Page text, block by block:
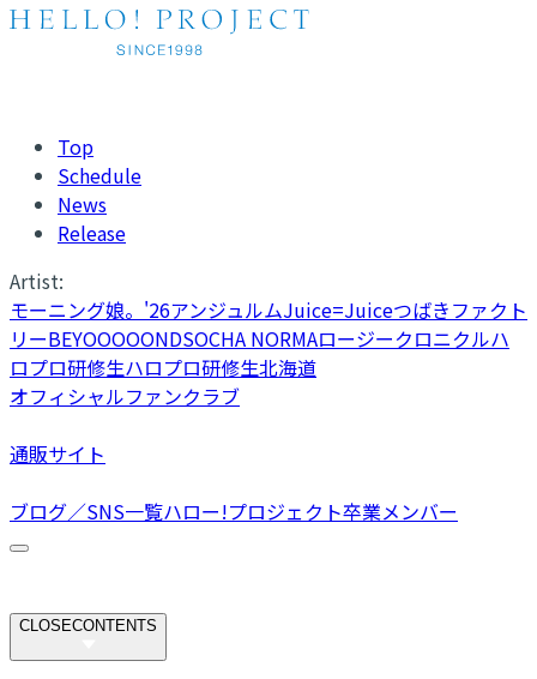
Top
Schedule
News
Release
Artist:
モーニング娘。'26アンジュルムJuice=Juiceつばきファクト
リーBEYOOOOONDSOCHA NORMAロージークロニクルハ
ロプロ研修生ハロプロ研修生北海道
オフィシャルファンクラブ
通販サイト
ブログ／SNS一覧ハロー!プロジェクト卒業メンバー
CLOSECONTENTS